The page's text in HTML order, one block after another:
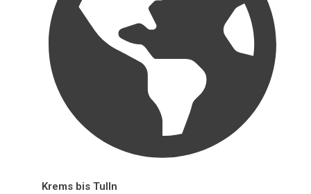
Krems bis Tulln